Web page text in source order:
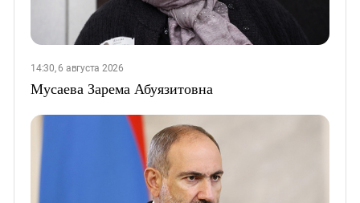
14:30, 6 августа 2026
Мусаева Зарема Абуязитовна